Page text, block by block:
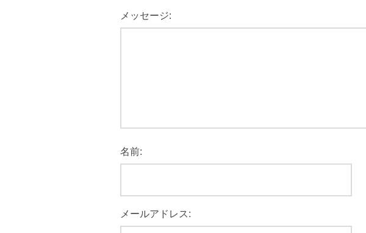
メッセージ:
名前:
メールアドレス: